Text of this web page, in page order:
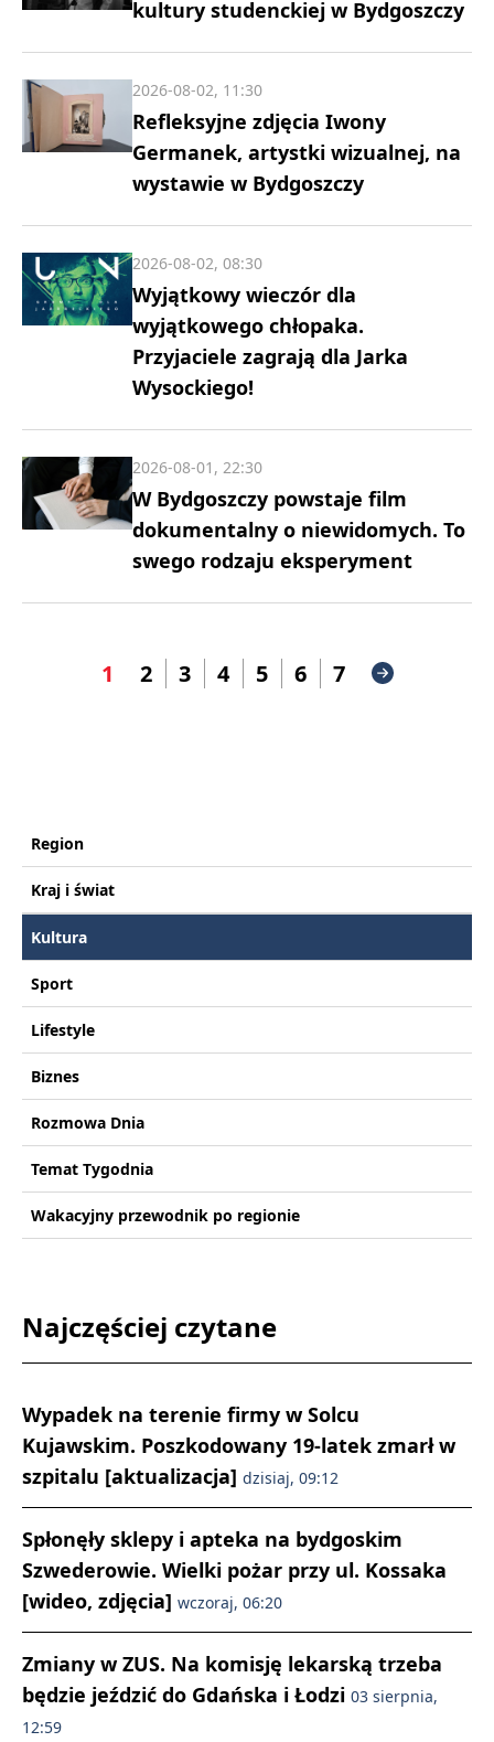
kultury studenckiej w Bydgoszczy
Refleksyjne zdjęcia Iwony
Germanek, artystki wizualnej, na
wystawie w Bydgoszczy
2026-08-02, 11:30
Wyjątkowy wieczór dla
wyjątkowego chłopaka.
Przyjaciele zagrają dla Jarka
Wysockiego!
2026-08-02, 08:30
W Bydgoszczy powstaje film
dokumentalny o niewidomych. To
swego rodzaju eksperyment
2026-08-01, 22:30
1 2 3 4 5 6 7
Region
Kraj i świat
Kultura
Sport
Lifestyle
Biznes
Rozmowa Dnia
Temat Tygodnia
Wakacyjny przewodnik po regionie
Najczęściej czytane
Wypadek na terenie firmy w Solcu
Kujawskim. Poszkodowany 19-latek zmarł w
szpitalu [aktualizacja] dzisiaj, 09:12
Spłonęły sklepy i apteka na bydgoskim
Szwederowie. Wielki pożar przy ul. Kossaka
[wideo, zdjęcia] wczoraj, 06:20
Zmiany w ZUS. Na komisję lekarską trzeba
będzie jeździć do Gdańska i Łodzi 03 sierpnia,
12:59